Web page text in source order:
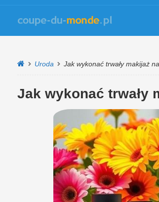
Uroda Jak wykonać trwały makijaż
Jak wykonać trwały